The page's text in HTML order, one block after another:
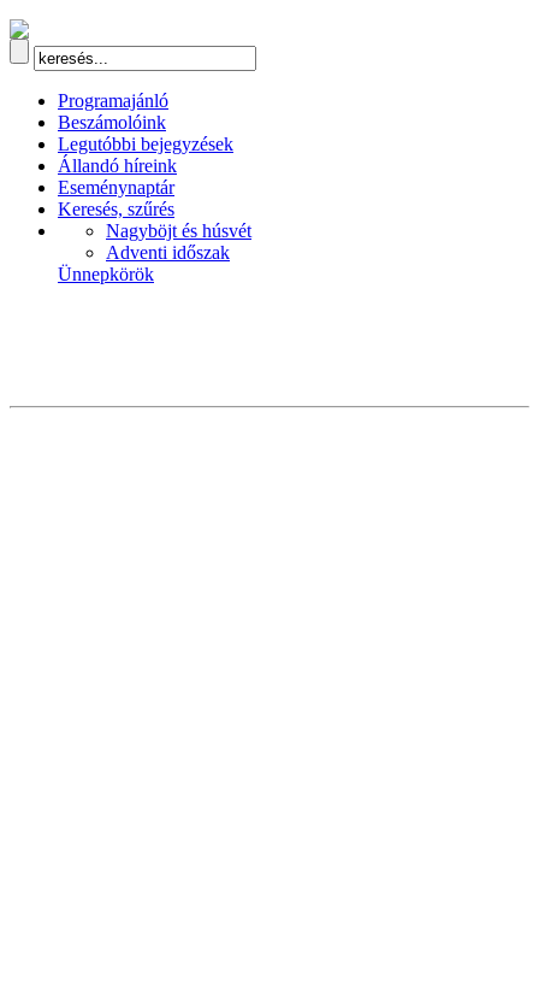
Programajánló
Beszámolóink
Legutóbbi bejegyzések
Állandó híreink
Eseménynaptár
Keresés, szűrés
Nagyböjt és húsvét
Adventi időszak
Ünnepkörök